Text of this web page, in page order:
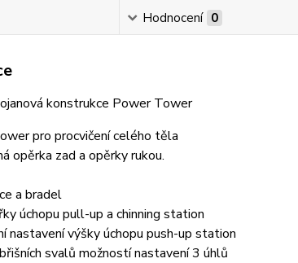
Hodnocení 0
konstrukce Power Tower
pro procvičení celého těla
opěrka zad a opěrky rukou.
a bradel
úchopu pull-up a chinning station
nastavení výšky úchopu push-up station
svalů možností nastavení 3 úhlů